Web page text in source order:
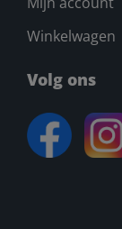
Winkelwagen
Volg ons